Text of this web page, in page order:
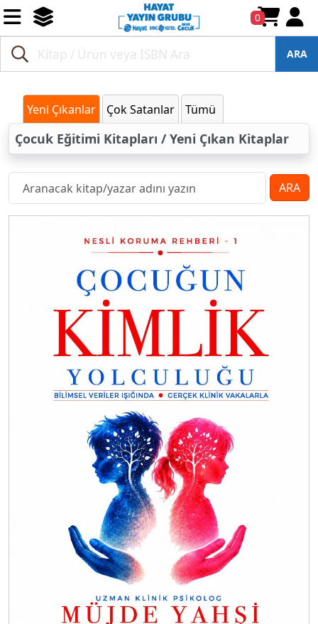
0
ARA
Yeni Çıkanlar Çok Satanlar Tümü
Çocuk Eğitimi Kitapları / Yeni Çıkan Kitaplar
ARA